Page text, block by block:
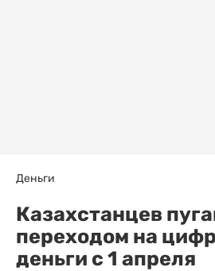
Деньги
Казахстанцев
переходом на
деньги с 1 апреля